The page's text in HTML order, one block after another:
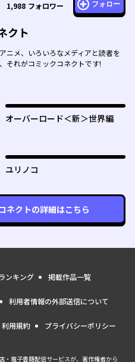
1,988 フォロワー フォロー
クト
ニメ、いろいろなメディアと読者を
それがコミックコネクトです!
オーバーロード＜新＞世界編
ユリノコ
ネクトの詳細はこちら
ランキング 掲載作品一覧
利用者情報の外部送信について
利用規約 プライバシーポリシー
・電子書籍配信サービスが、著作権者から